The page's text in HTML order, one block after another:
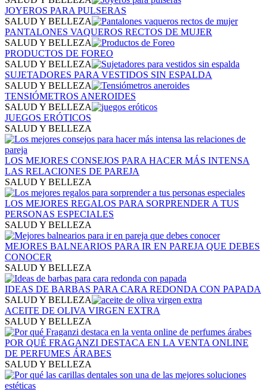
JOYEROS PARA PULSERAS
SALUD Y BELLEZA
PANTALONES VAQUEROS RECTOS DE MUJER
SALUD Y BELLEZA
PRODUCTOS DE FOREO
SALUD Y BELLEZA
SUJETADORES PARA VESTIDOS SIN ESPALDA
SALUD Y BELLEZA
TENSIÓMETROS ANEROIDES
SALUD Y BELLEZA
JUEGOS ERÓTICOS
SALUD Y BELLEZA
LOS MEJORES CONSEJOS PARA HACER MÁS INTENSA
LAS RELACIONES DE PAREJA
SALUD Y BELLEZA
LOS MEJORES REGALOS PARA SORPRENDER A TUS
PERSONAS ESPECIALES
SALUD Y BELLEZA
MEJORES BALNEARIOS PARA IR EN PAREJA​ QUE DEBES
CONOCER
SALUD Y BELLEZA
IDEAS DE BARBAS PARA CARA REDONDA CON PAPADA
SALUD Y BELLEZA
ACEITE DE OLIVA VIRGEN EXTRA
SALUD Y BELLEZA
POR QUÉ FRAGANZI DESTACA EN LA VENTA ONLINE
DE PERFUMES ÁRABES
SALUD Y BELLEZA